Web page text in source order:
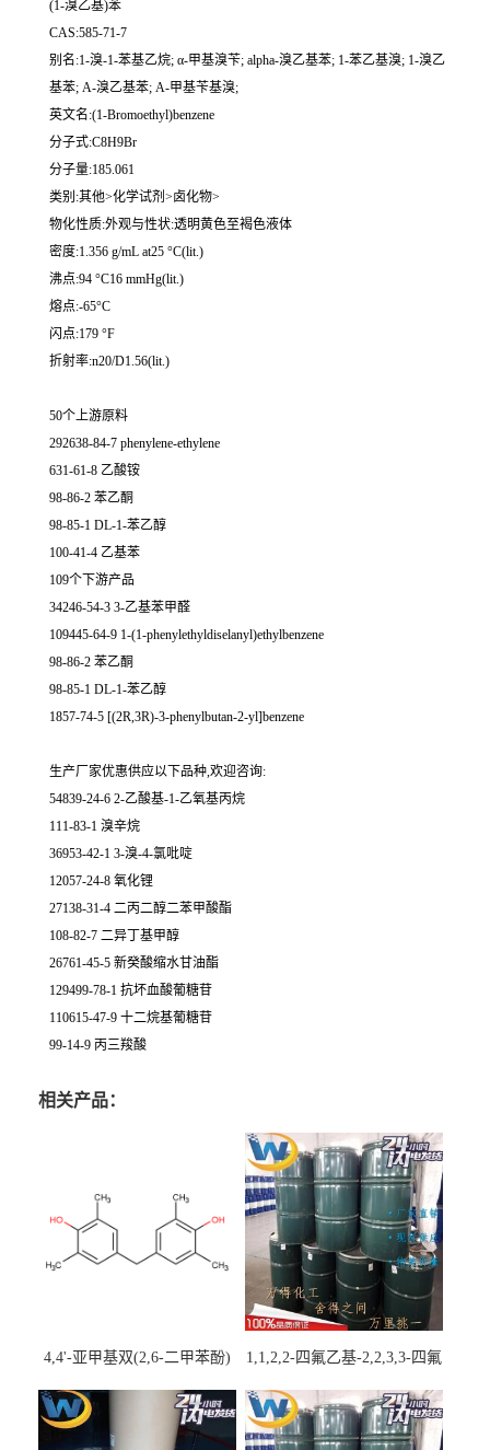
(1-溴乙基)苯
CAS:585-71-7
别名:1-溴-1-苯基乙烷; α-甲基溴苄; alpha-溴乙基苯; 1-苯乙基溴; 1-溴乙
基苯; A-溴乙基苯; Α-甲基苄基溴;
英文名:(1-Bromoethyl)benzene
分子式:C8H9Br
分子量:185.061
类别:其他>化学试剂>卤化物>
物化性质:外观与性状:透明黄色至褐色液体
密度:1.356 g/mL at25 °C(lit.)
沸点:94 °C16 mmHg(lit.)
熔点:-65°C
闪点:179 °F
折射率:n20/D1.56(lit.)
50个上游原料
292638-84-7 phenylene-ethylene
631-61-8 乙酸铵
98-86-2 苯乙酮
98-85-1 DL-1-苯乙醇
100-41-4 乙基苯
109个下游产品
34246-54-3 3-乙基苯甲醛
109445-64-9 1-(1-phenylethyldiselanyl)ethylbenzene
98-86-2 苯乙酮
98-85-1 DL-1-苯乙醇
1857-74-5 [(2R,3R)-3-phenylbutan-2-yl]benzene
生产厂家优惠供应以下品种,欢迎咨询:
54839-24-6 2-乙酸基-1-乙氧基丙烷
111-83-1 溴辛烷
36953-42-1 3-溴-4-氯吡啶
12057-24-8 氧化锂
27138-31-4 二丙二醇二苯甲酸酯
108-82-7 二异丁基甲醇
26761-45-5 新癸酸缩水甘油酯
129499-78-1 抗坏血酸葡糖苷
110615-47-9 十二烷基葡糖苷
99-14-9 丙三羧酸
相关产品：
4,4'-亚甲基双(2,6-二甲苯酚)
1,1,2,2-四氟乙基-2,2,3,3-四氟